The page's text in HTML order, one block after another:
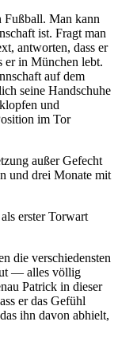
Fußball. Man kann
ist. Fragt man
antworten, dass er
er in München lebt.
auf dem
seine Handschuhe
und
im Tor
außer Gefecht
und drei Monate mit
erster Torwart
die verschiedensten
— alles völlig
Patrick in dieser
er das Gefühl
ihn davon abhielt,